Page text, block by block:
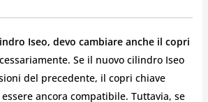
Iseo, devo cambiare anche il copri
Se il nuovo cilindro Iseo
del precedente, il copri chiave
ancora compatibile. Tuttavia, se